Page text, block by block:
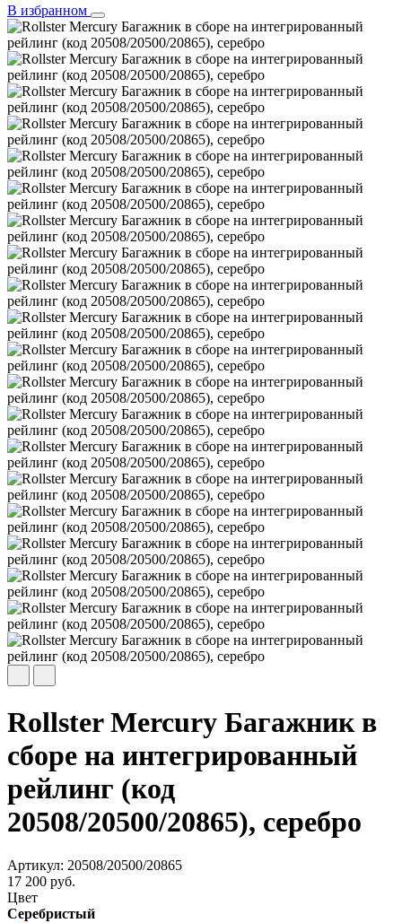
В избранном
Rollster Mercury Багажник в
сборе на интегрированный
рейлинг (код
20508/20500/20865), серебро
Артикул: 20508/20500/20865
17 200 руб.
Цвет
Серебристый